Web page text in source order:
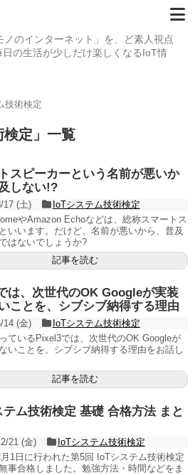
のインターネット」を、ど素人視点
の生活が少しだけ楽しくなるIoT情
技術検定
検定 」 一覧
スピーカーという名前が悪いか
しない!?
17 (土)
IoTシステム技術検定
やAmazon Echoなどは、総称スマートス
いいます。だけど、名前が悪いから、普及
はないでしょうか?
記事を読む
は、次世代のOK Googleが実装
ことを、シブシブ納得する理由
14 (金)
IoTシステム技術検定
ているPixel3では、次世代のOK Googleが
いことを、シブシブ納得する理由をお話し
記事を読む
テム技術検定 基礎 合格方法 まと
21 (金)
IoTシステム技術検定
1日に行われた第5回 IoTシステム技術検定
事合格しました。勉強方法・時間などをま